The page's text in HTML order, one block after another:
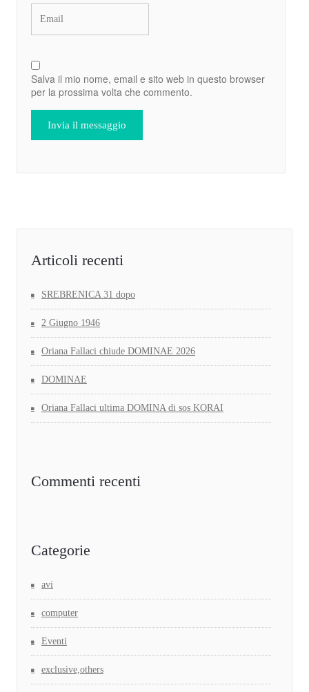
Salva il mio nome, email e sito web in questo browser
per la prossima volta che commento.
Articoli recenti
SREBRENICA 31 dopo
2 Giugno 1946
Oriana Fallaci chiude DOMINAE 2026
DOMINAE
Oriana Fallaci ultima DOMINA di sos KORAI
Commenti recenti
Categorie
avi
computer
Eventi
exclusive,others